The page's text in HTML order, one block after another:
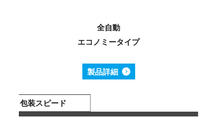
全自動
エコノミータイプ
製品詳細
包装スピード